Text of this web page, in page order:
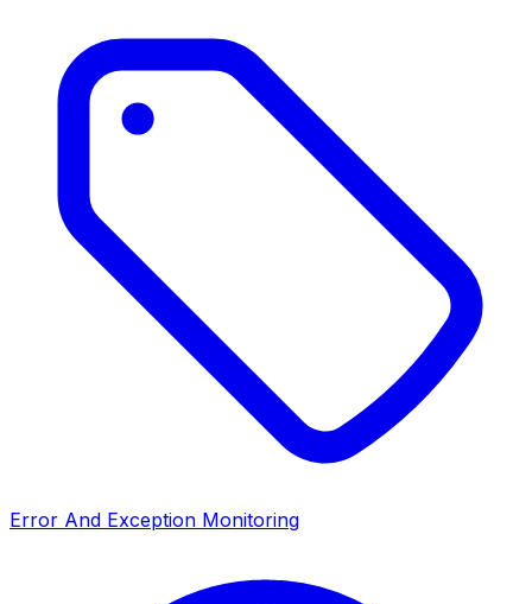
Error And Exception Monitoring